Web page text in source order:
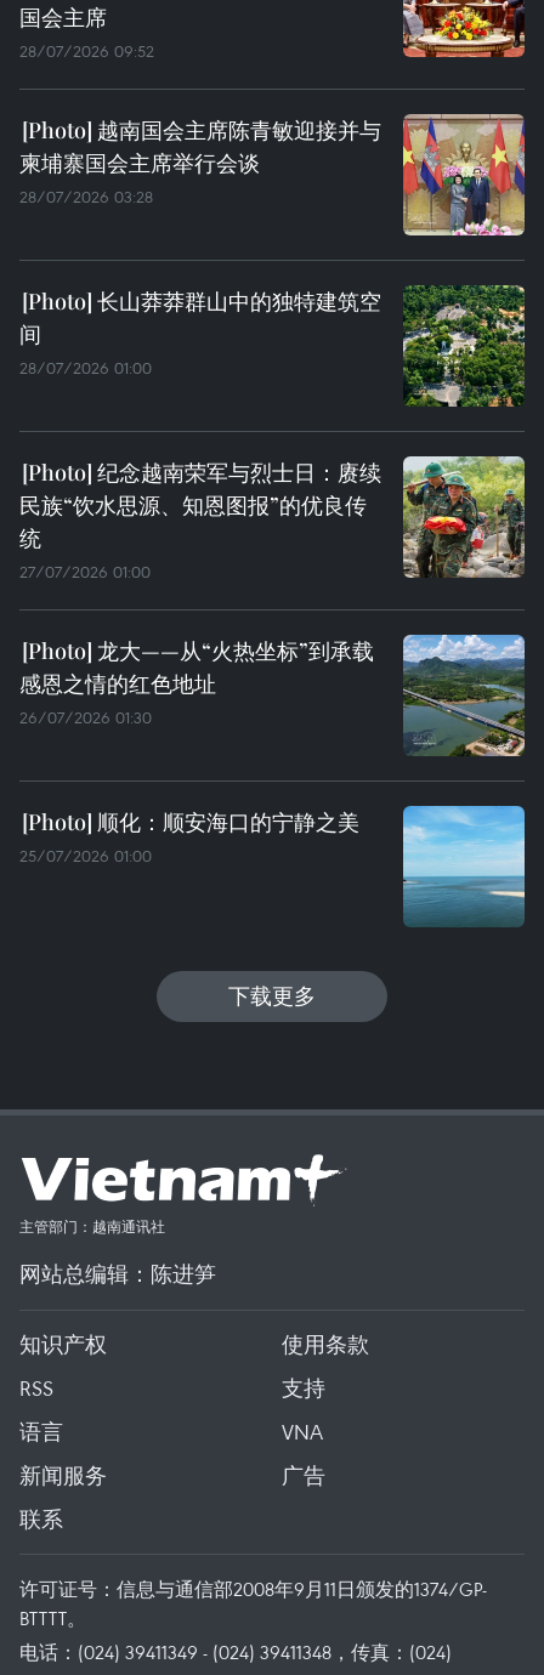
国会主席
28/07/2026 09:52
越南国会主席陈青敏迎接并与
柬埔寨国会主席举行会谈
28/07/2026 03:28
长山莽莽群山中的独特建筑空
间
28/07/2026 01:00
纪念越南荣军与烈士日：赓续
民族“饮水思源、知恩图报”的优良传
统
27/07/2026 01:00
龙大——从“火热坐标”到承载
感恩之情的红色地址
26/07/2026 01:30
顺化：顺安海口的宁静之美
25/07/2026 01:00
下载更多
主管部门：越南通讯社
网站总编辑：陈进笋
知识产权
使用条款
RSS
支持
语言
VNA
新闻服务
广告
联系
许可证号：信息与通信部2008年9月11日颁发的1374/GP-
BTTTT。
电话：(024) 39411349 - (024) 39411348，传真：(024)